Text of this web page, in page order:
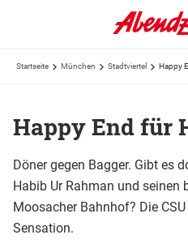
Startseite München Stadtviertel Happy
Happy End für
Döner gegen Bagger. Gibt es
Habib Ur Rahman und seinen
Moosacher Bahnhof? Die
Sensation.